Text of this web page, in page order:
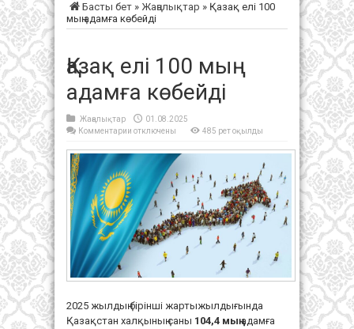
Басты бет » Жаңалықтар » Қазақ елі 100
мың адамға көбейді
Қазақ елі 100 мың
адамға көбейді
Жаңалықтар
01.08.2025
Комментарии к
елі
адамға
көбейді
отключены 485 рет оқылды
2025 жылдың бірінші жартыжылдығында
Қазақстан халқының саны 104,4 мыңадамға